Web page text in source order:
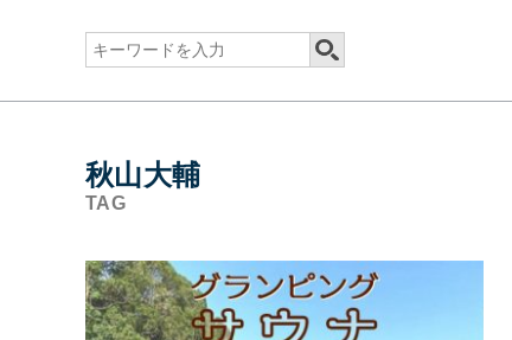
秋山大輔
TAG